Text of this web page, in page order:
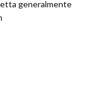
generalmente